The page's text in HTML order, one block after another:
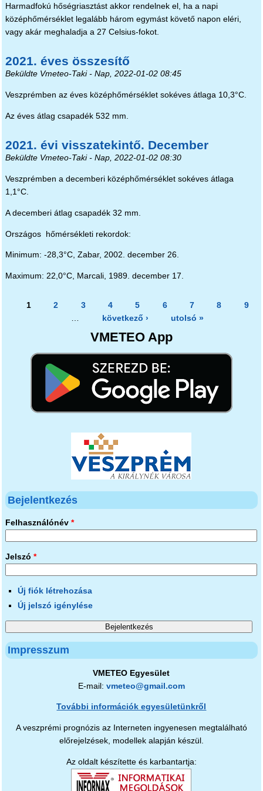
Harmadfokú hőségriasztást akkor rendelnek el, ha a napi
középhőmérséklet legalább három egymást követő napon eléri,
vagy akár meghaladja a 27 Celsius-fokot.
2021. éves összesítő
Beküldte Vmeteo-Taki- Nap, 2022-01-02 08:45
Veszprémben az éves középhőmérséklet sokéves átlaga 10,3°C.
Az éves átlag csapadék 532 mm.
2021. évi visszatekintő. December
Beküldte Vmeteo-Taki- Nap, 2022-01-02 08:30
Veszprémben a decemberi középhőmérséklet sokéves átlaga
1,1°C.
A decemberi átlag csapadék 32 mm.
Országos hőmérsékleti rekordok:
Minimum: -28,3°C, Zabar, 2002. december 26.
Maximum: 22,0°C, Marcali, 1989. december 17.
Oldalak
1 2 3 4 5 6 7 8
9
következő › utolsó »
VMETEO App
Bejelentkezés
Felhasználónév *
Jelszó *
Új fiók létrehozása
Új jelszó igénylése
Impresszum
VMETEO Egyesület
E-mail: vmeteo@gmail.com
További információk egyesületünkről
A veszprémi prognózis az Interneten ingyenesen megtalálható
előrejelzések, modellek alapján készül.
Az oldalt készítette és karbantartja: